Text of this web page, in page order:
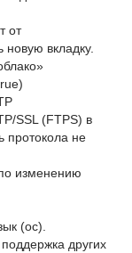
от
новую вкладку.
SSL (FTPS) в
протокола не
изменению
(oc).
других